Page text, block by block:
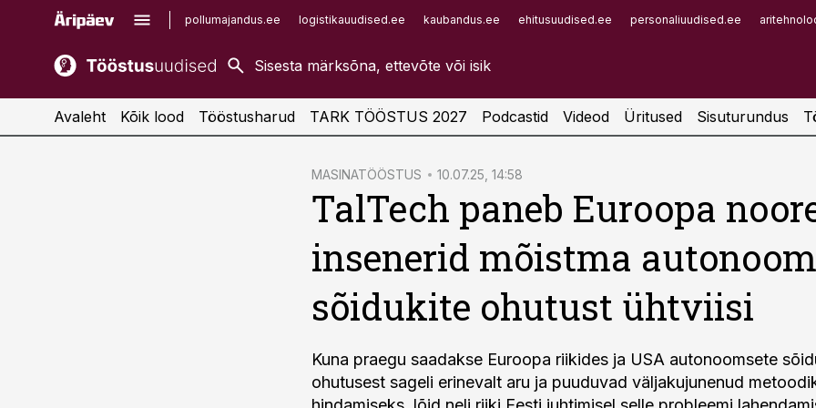
pollumajandus.ee logistikauudised.ee kaubandus.ee ehitusuudised.ee personaliuudised.ee
kaubandus.ee
kinnisvarauudised.ee
imelineajalugu.ee
Infopank
Avaleht Kõik lood Tööstusharud TARK TÖÖSTUS 2027 Podcastid Videod Üritused Sisuturundus
MASINATÖÖSTUS 10.07.25, 14:58
TalTech paneb Euroopa
insenerid mõistma
sõidukite ohutust ühtviisi
Kuna praegu saadakse Euroopa riikides ja USA autonoomsete
ohutusest sageli erinevalt aru ja puuduvad väljakujunenud